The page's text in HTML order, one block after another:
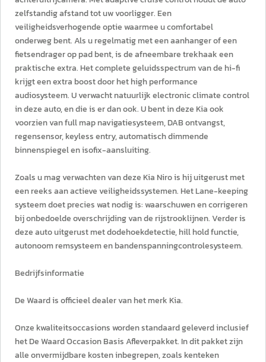
zelfstandig afstand tot uw voorligger. Een
veiligheidsverhogende optie waarmee u comfortabel
onderweg bent. Als u regelmatig met een aanhanger of een
fietsendrager op pad bent, is de afneembare trekhaak een
praktische extra. Het complete geluidsspectrum van de hi-fi
krijgt een extra boost door het high performance
audiosysteem. U verwacht natuurlijk electronic climate control
in deze auto, en die is er dan ook. U bent in deze Kia ook
voorzien van full map navigatiesysteem, DAB ontvangst,
regensensor, keyless entry, automatisch dimmende
binnenspiegel en isofix-aansluiting.
Zoals u mag verwachten van deze Kia Niro is hij uitgerust met
een reeks aan actieve veiligheidssystemen. Het Lane-keeping
systeem doet precies wat nodig is: waarschuwen en corrigeren
bij onbedoelde overschrijding van de rijstrooklijnen. Verder is
deze auto uitgerust met dodehoekdetectie, hill hold functie,
autonoom remsysteem en bandenspanningcontrolesysteem.
Bedrijfsinformatie
De Waard is officieel dealer van het merk Kia.
Onze kwaliteitsoccasions worden standaard geleverd inclusief
het De Waard Occasion Basis Afleverpakket. In dit pakket zijn
alle onvermijdbare kosten inbegrepen, zoals kenteken